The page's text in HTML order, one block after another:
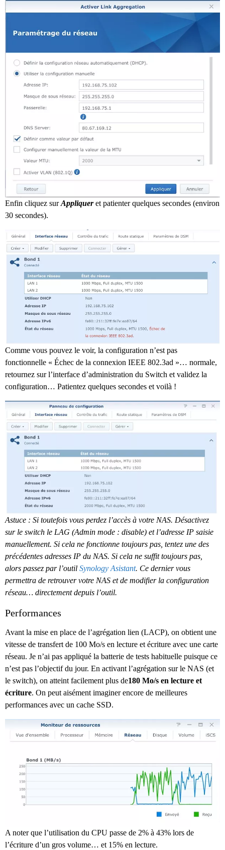
Enfin cliquez surAppliqueret patienter quelques secondes (environ
30 secondes).
Comme vous pouvez le voir, la configuration n’est pas
fonctionnelle « Échec de la connexion IEEE 802.3ad »… normale,
retournez sur l’interface d’administration du Switch et validez la
configuration… Patientez quelques secondes et voilà !
Astuce : Si toutefois vous perdez l’accès à votre NAS. Désactivez
sur le switch le LAG (Admin mode : disable) et l’adresse IP saisie
manuellement. Si cela ne fonctionne toujours pas, tentez une des
précédentes adresses IP du NAS. Si cela ne suffit toujours pas,
alors passez par l’outil Synology Asistant. Ce dernier vous
permettra de retrouver votre NAS et de modifier la configuration
réseau… directement depuis l’outil.
Performances
Avant la mise en place de l’agrégation lien (LACP), on obtient une
vitesse de transfert de 100 Mo/s en lecture et écriture avec une carte
réseau. Je n’ai pas appliqué la batterie de tests habituelle puisque ce
n’est pas l’objectif du jour. En activant l’agrégation sur le NAS (et
le switch), on atteint facilement plus de180 Mo/s en lecture et
écriture. On peut aisément imaginer encore de meilleures
performances avec un cache SSD.
A noter que l’utilisation du CPU passe de 2% à 43% lors de
l’écriture d’un gros volume… et 15% en lecture.